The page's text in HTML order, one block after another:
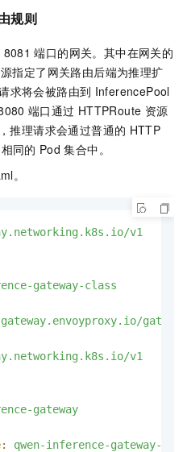
规则
8081 端口的网关。其中在网关的
指定了网关路由后端为推理扩
求将会被路由到 InferencePool
端口通过 HTTPRoute 资源
推理请求会通过普通的 HTTP
同的 Pod 集合中。
。
v1
gateway-class
gateway.envoyproxy.io/
v1
gateway
qwen-inference-gateway-